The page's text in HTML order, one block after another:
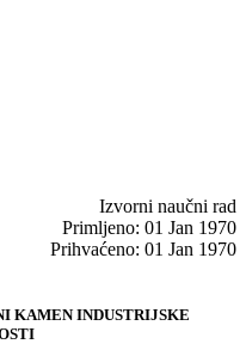
Izvorni naučni rad
Primljeno: 01 Jan 1970
Prihvaćeno: 01 Jan 1970
KAMEN INDUSTRIJSKE